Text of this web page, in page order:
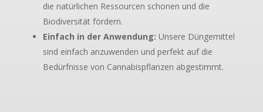
die natürlichen Ressourcen schonen und die
Biodiversität fördern.
Einfach in der Anwendung: Unsere Düngemittel
sind einfach anzuwenden und perfekt auf die
Bedürfnisse von Cannabispflanzen abgestimmt.